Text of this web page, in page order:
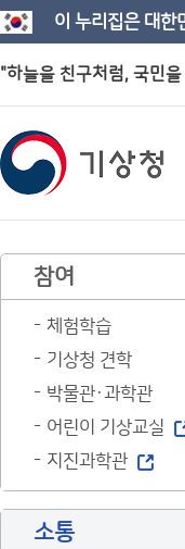
이 누리집은 대한
"하늘을 친구처럼, 국민
참여
체험학습
기상청 견학
박물관·과학관
어린이 기상교실
지진과학관
소통